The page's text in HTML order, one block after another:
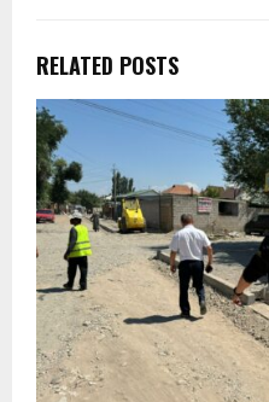
RELATED POSTS